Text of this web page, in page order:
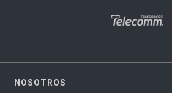
NOSOTROS